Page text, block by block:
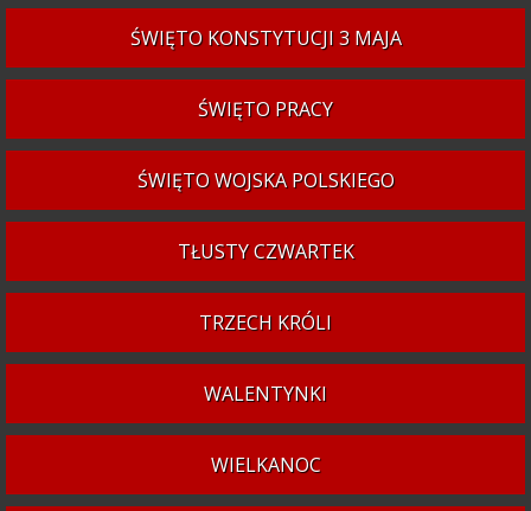
ŚWIĘTO KONSTYTUCJI 3 MAJA
ŚWIĘTO PRACY
ŚWIĘTO WOJSKA POLSKIEGO
TŁUSTY CZWARTEK
TRZECH KRÓLI
WALENTYNKI
WIELKANOC